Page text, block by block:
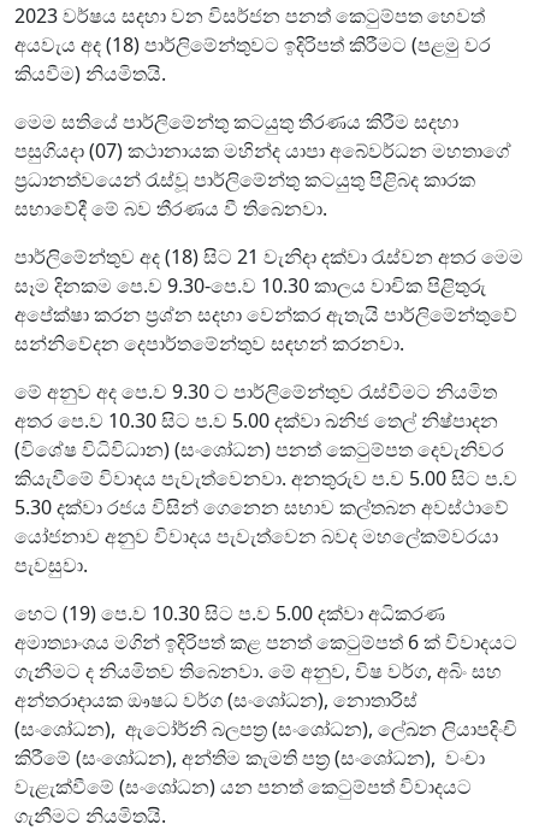
2023 වර්ෂය සදහා වන විසර්ජන පනත් කෙටුම්පත හෙවත්
අයවැය අද (18) පාර්ලිමේන්තුවට ඉදිරිපත් කිරීමට (පළමු වර
කියවීම) නියමිතයි.
මෙම සතියේ පාර්ලිමේන්තු කටයුතු තීරණය කිරීම සදහා
පසුගියදා (07) කථානායක මහින්ද යාපා අබේවර්ධන මහතාගේ
ප්‍රධානත්වයෙන් රැස්වූ පාර්ලිමේන්තු කටයුතු පිළිබද කාරක
සභාවේදී මේ බව තීරණය වී තිබෙනවා.
පාර්ලිමේන්තුව අද (18) සිට 21 වැනිදා දක්වා රැස්වන අතර මෙම
සෑම දිනකම පෙ.ව 9.30-පෙ.ව 10.30 කාලය වාචික පිළිතුරු
අපේක්ෂා කරන ප්‍රශ්න සදහා වෙන්කර ඇතැයි පාර්ලිමේන්තුවේ
සන්නිවේදන දෙපාර්තමේන්තුව සඳහන් කරනවා.
මේ අනුව අද පෙ.ව 9.30 ට පාර්ලිමේන්තුව රැස්වීමට නියමිත
අතර පෙ.ව 10.30 සිට ප.ව 5.00 දක්වා ඛනිජ තෙල් නිෂ්පාදන
(විශේෂ විධිවිධාන) (සංශෝධන) පනත් කෙටුම්පත දෙවැනිවර
කියැවීමේ විවාදය පැවැත්වෙනවා. අනතුරුව ප.ව 5.00 සිට ප.ව
5.30 දක්වා රජය විසින් ගෙනෙන සභාව කල්තබන අවස්ථාවේ
යෝජනාව අනුව විවාදය පැවැත්වෙන බවද මහලේකම්වරයා
පැවසුවා.
හෙට (19) පෙ.ව 10.30 සිට ප.ව 5.00 දක්වා අධිකරණ
අමාත්‍යාංශය මගින් ඉදිරිපත් කළ පනත් කෙටුම්පත් 6 ක් විවාදයට
ගැනීමට ද නියමිතව තිබෙනවා. මේ අනුව, විෂ වර්ග, අබිං සහ
අන්තරාදායක ඖෂධ වර්ග (සංශෝධන), නොතාරිස්
(සංශෝධන), ඇටෝර්නි බලපත්‍ර (සංශෝධන), ලේඛන ලියාපදිංචි
කිරීමේ (සංශෝධන), අන්තිම කැමති පත්‍ර (සංශෝධන), වංචා
වැළැක්වීමේ (සංශෝධන) යන පනත් කෙටුම්පත් විවාදයට
ගැනීමට නියමිතයි.